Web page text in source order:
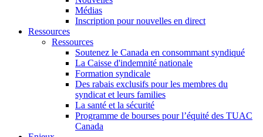
Médias
Inscription pour nouvelles en direct
Ressources
Ressources
Soutenez le Canada en consommant syndiqué
La Caisse d'indemnité nationale
Formation syndicale
Des rabais exclusifs pour les membres du
syndicat et leurs families
La santé et la sécurité
Programme de bourses pour l’équité des TUAC
Canada